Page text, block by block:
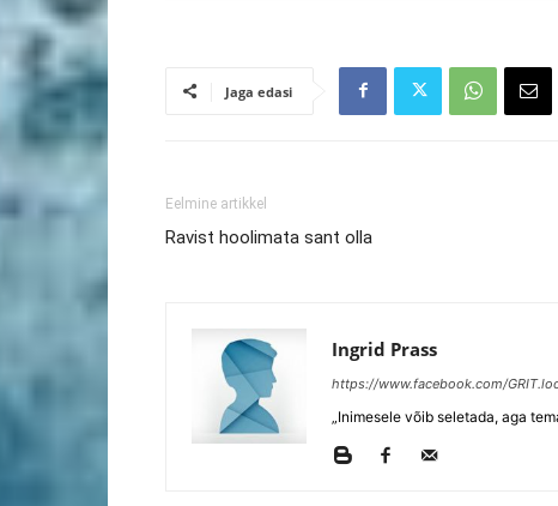
Jaga edasi
Eelmine artikkel
Ravist hoolimata sant olla
Ingrid Prass
https://www.facebook.com/
„Inimesele võib seletada, aga